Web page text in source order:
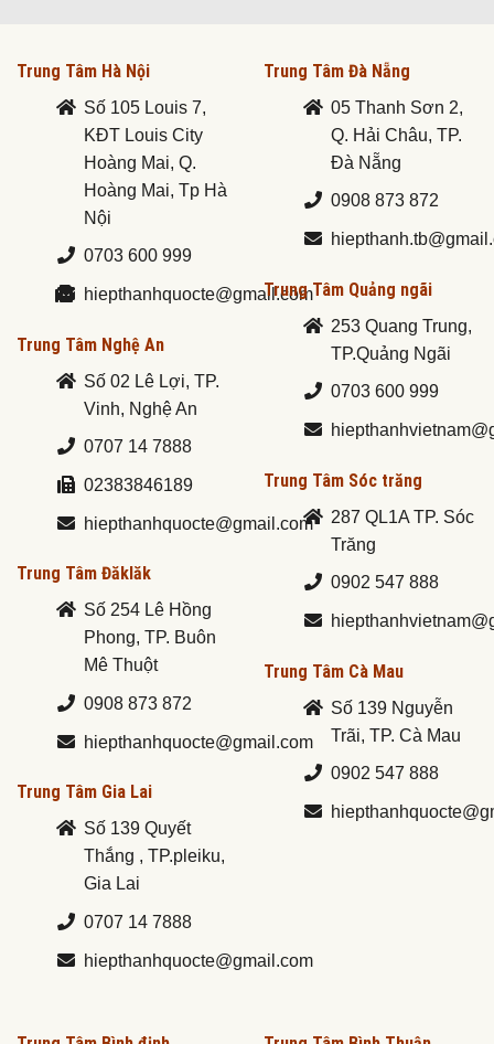
Trung Tâm Hà Nội
Số 105 Louis 7,
KĐT Louis City
Hoàng Mai, Q.
Hoàng Mai, Tp Hà
Nội
0703 600 999
hiepthanhquocte@gmail.com
Trung Tâm Nghệ An
Số 02 Lê Lợi, TP.
Vinh, Nghệ An
0707 14 7888
02383846189
hiepthanhquocte@gmail.com
Trung Tâm Đăklăk
Số 254 Lê Hồng
Phong, TP. Buôn
Mê Thuột
0908 873 872
hiepthanhquocte@gmail.com
Trung Tâm Gia Lai
Số 139 Quyết
Thắng , TP.pleiku,
Gia Lai
0707 14 7888
hiepthanhquocte@gmail.com
Trung Tâm Đà Nẵng
05 Thanh Sơn 2,
Q. Hải Châu, TP.
Đà Nẵng
0908 873 872
Trung Tâm Quảng ngãi
253 Quang Trung,
TP.Quảng Ngãi
0703 600 999
Trung Tâm Sóc trăng
287 QL1A TP. Sóc
Trăng
0902 547 888
Trung Tâm Cà Mau
Số 139 Nguyễn
Trãi, TP. Cà Mau
0902 547 888